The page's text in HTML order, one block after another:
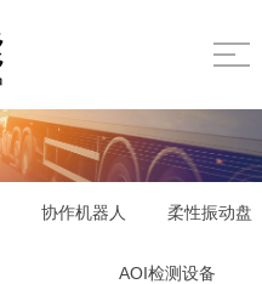
协作机器人 柔性振动盘
AOI检测设备